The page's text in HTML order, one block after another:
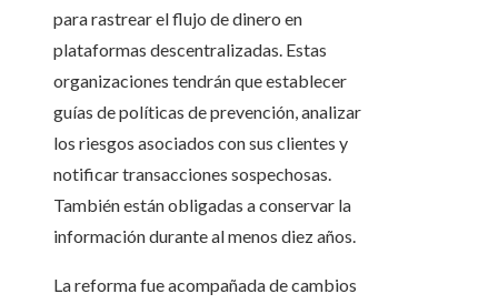
para rastrear el flujo de dinero en
plataformas descentralizadas. Estas
organizaciones tendrán que establecer
guías de políticas de prevención, analizar
los riesgos asociados con sus clientes y
notificar transacciones sospechosas.
También están obligadas a conservar la
información durante al menos diez años.
La reforma fue acompañada de cambios